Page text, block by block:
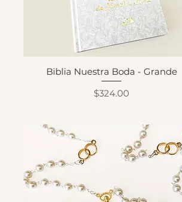
Biblia Nuestra Boda - Grande
Precio
$324.00